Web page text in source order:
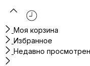
Моя корзина
Избранное
Недавно